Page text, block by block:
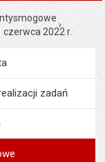
2022 r.
zadań